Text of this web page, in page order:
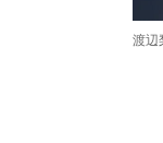
渡辺